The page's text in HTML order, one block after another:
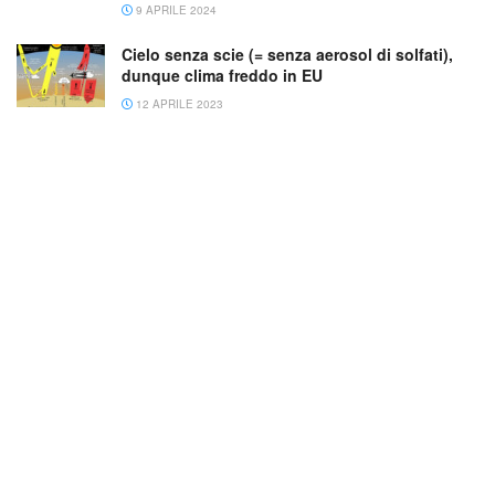
9 APRILE 2024
Cielo senza scie (= senza aerosol di solfati),
dunque clima freddo in EU
12 APRILE 2023